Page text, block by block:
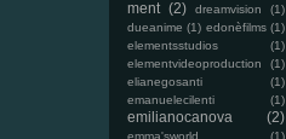
ment (2) dreamvision
(1)
dueanime (1) edonèfilms (1)
elementsstudios
(1)
elementvideoproduction
(1)
elianegosanti
(1)
emanuelecilenti
(1)
emilianocanova (2)
emma'sworld (1)